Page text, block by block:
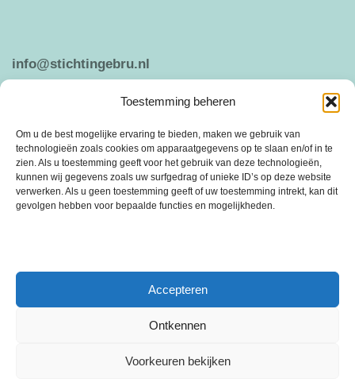
Toestemming beheren
Om u de best mogelijke ervaring te bieden, maken we gebruik van
technologieën zoals cookies om apparaatgegevens op te slaan en/of in te
zien. Als u toestemming geeft voor het gebruik van deze technologieën,
kunnen wij gegevens zoals uw surfgedrag of unieke ID’s op deze website
verwerken. Als u geen toestemming geeft of uw toestemming intrekt, kan dit
gevolgen hebben voor bepaalde functies en mogelijkheden.
Accepteren
Ontkennen
Voorkeuren bekijken
info@stichtingebru.nl
Weergeven op Google Maps
ANBI PRIVACY VERKLARING
behoefte om sociale cohesie en saamhorigheid te bevorderen.